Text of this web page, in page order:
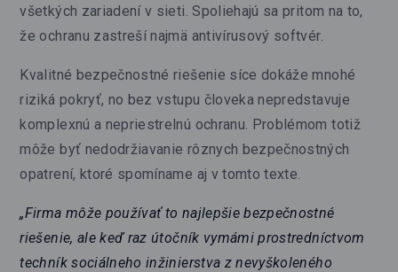
všetkých zariadení v sieti. Spoliehajú sa pritom na to,
že ochranu zastreší najmä antivírusový softvér.
Kvalitné bezpečnostné riešenie síce dokáže mnohé
riziká pokryť, no bez vstupu človeka nepredstavuje
komplexnú a nepriestrelnú ochranu. Problémom totiž
môže byť nedodržiavanie rôznych bezpečnostných
opatrení, ktoré spomíname aj v tomto texte.
„Firma môže používať to najlepšie bezpečnostné
riešenie, ale keď raz útočník vymámi prostredníctvom
techník sociálneho inžinierstva z nevyškoleného